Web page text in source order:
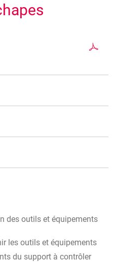
des outils et équipements
les outils et équipements
du support à contrôler